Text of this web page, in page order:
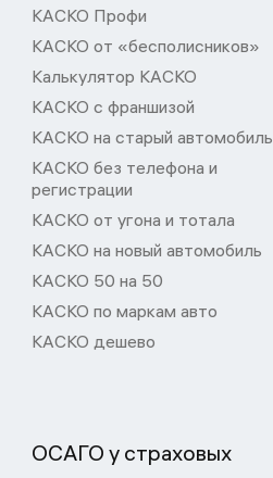
КАСКО Профи
КАСКО от «бесполисников»
Калькулятор КАСКО
КАСКО с франшизой
КАСКО на старый автомобиль
КАСКО без телефона и
регистрации
КАСКО от угона и тотала
КАСКО на новый автомобиль
КАСКО 50 на 50
КАСКО по маркам авто
КАСКО дешево
ОСАГО у страховых